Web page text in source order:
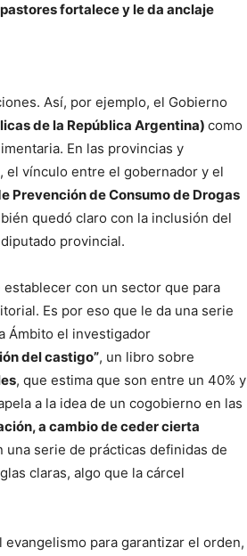
fortalece y le da anclaje
Así, por ejemplo, el Gobierno
de la República Argentina) como
En las provincias y
el vínculo entre el gobernador y el
Prevención de Consumo de Drogas
quedó claro con la inclusión del
provincial.
con un sector que para
Es por eso que le da una serie
Ámbito el investigador
del castigo”, un libro sobre
, que estima que son entre un 40% y
a la idea de un cogobierno en las
a cambio de ceder cierta
serie de prácticas definidas de
claras, algo que la cárcel
para garantizar el orden,